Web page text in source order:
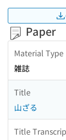
Paper
Material Type
雑誌
Title
山ざる
Title